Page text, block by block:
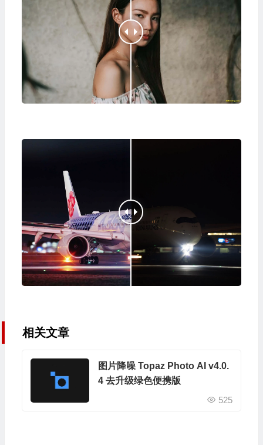
相关文章
图片降噪 Topaz Photo AI v4.0.
4 去升级绿色便携版
525